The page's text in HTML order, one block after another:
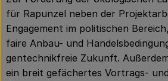
für Rapunzel neben der
Engagement im politischen
faire Anbau- und
gentechnikfreie Zukunft.
ein breit gefächertes Vortrags- und